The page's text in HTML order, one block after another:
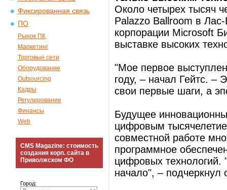
Фиксированная связь
ПО
Рынок ПК
Маркетинг
Торговые сети
Оборудование
Outsourcing
Кадры
Регулирование
Финансы
Web
CMS Magazine: стоимость
создания корп. сайта в
Приволжском ФО
Город:
Около четырех тысяч
Palazzo Ballroom в
корпорации Microsoft
выставке высоких
"Мое первое
году, – начал Гейтс. –
свои первые шаги, а
Будущее
цифровым
совместной работе
программное
цифровых технологий.
начало", – подчеркнул